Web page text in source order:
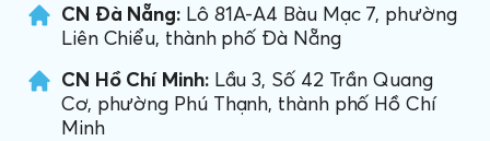
CN Đà Nẵng: Lô 81A-A4 Bàu Mạc 7, phường
Liên Chiểu, thành phố Đà Nẵng
CN Hồ Chí Minh:Lầu 3, Số 42 Trần Quang
Cơ, phường Phú Thạnh, thành phố Hồ Chí
Minh